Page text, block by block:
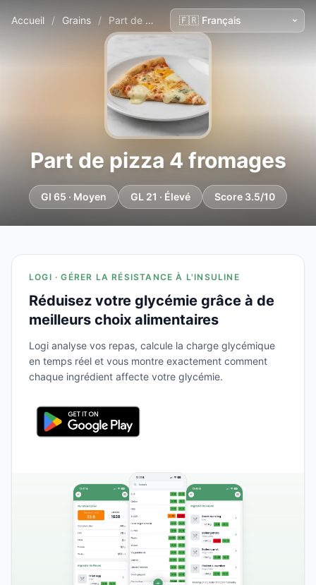
Accueil / Grains / Part de pizza 4 fromages
Part de pizza 4 fromages
GI 65 · Moyen GL 21 · Élevé Score 3.5/10
LOGI · GÉRER LA RÉSISTANCE À L'INSULINE
Réduisez votre glycémie grâce à de
meilleurs choix alimentaires
Logi analyse vos repas, calcule la charge glycémique
en temps réel et vous montre exactement comment
chaque ingrédient affecte votre glycémie.